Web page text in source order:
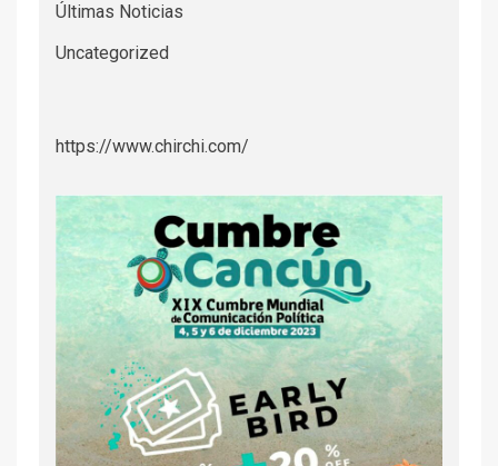
Últimas Noticias
Uncategorized
https://www.chirchi.com/